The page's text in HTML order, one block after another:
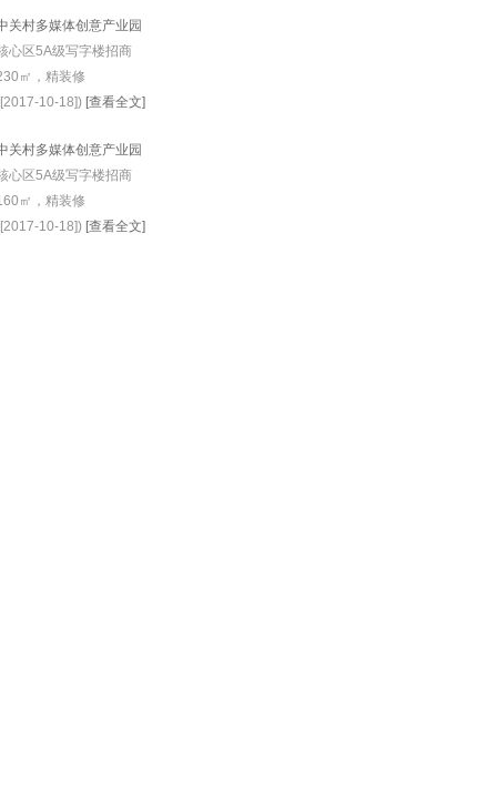
关村多媒体创意产业园
心区5A级写字楼招商
㎡，精装修
10-18]) [查看全文]
关村多媒体创意产业园
心区5A级写字楼招商
㎡，精装修
10-18]) [查看全文]